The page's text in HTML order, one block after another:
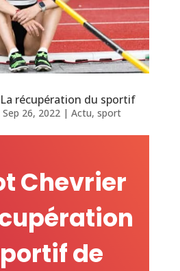
récupération du sportif
Sep 26, 2022| Actu, sport
Chevrier
de